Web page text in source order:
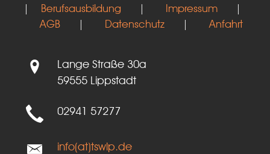
| Berufsausbildung | Impressum|
AGB| Datenschutz| Anfahrt
Lange Straße 30a
59555 Lippstadt
02941 57277
info(at)tswlp.de